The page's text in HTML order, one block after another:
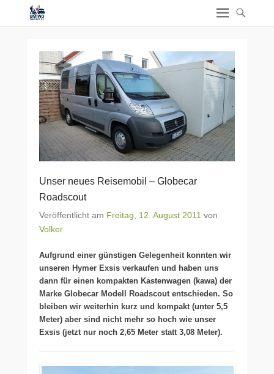
Unser neues Reisemobil – Globecar
Roadscout
Veröffentlicht am Freitag, 12. August 2011 von
Volker
Aufgrund einer günstigen Gelegenheit konnten wir
unseren Hymer Exsis verkaufen und haben uns
dann für einen kompakten Kastenwagen (kawa) der
Marke Globecar Modell Roadscout entschieden. So
bleiben wir weiterhin kurz und kompakt (unter 5,5
Meter) aber sind nicht mehr so hoch wie unser
Exsis (jetzt nur noch 2,65 Meter statt 3,08 Meter).